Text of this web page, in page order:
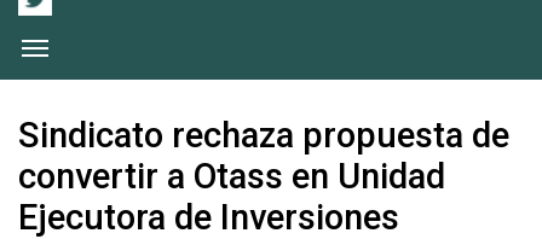
Sindicato rechaza propuesta de
convertir a Otass en Unidad
Ejecutora de Inversiones